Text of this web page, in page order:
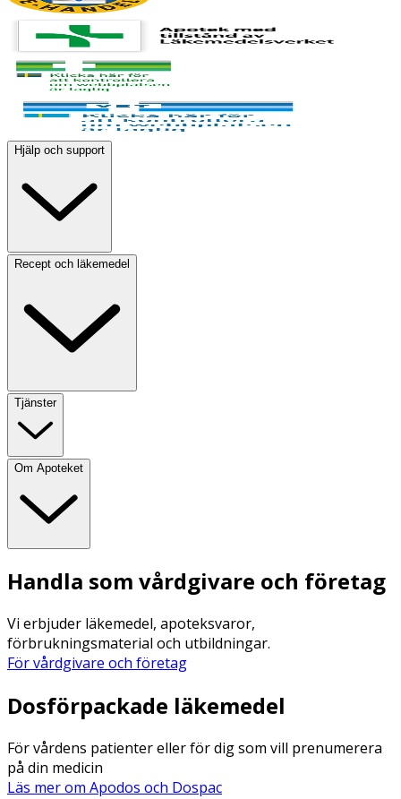
Hjälp och support
Recept och läkemedel
Tjänster
Om Apoteket
Handla som vårdgivare och företag
Vi erbjuder läkemedel, apoteksvaror,
förbrukningsmaterial och utbildningar.
För vårdgivare och företag
Dosförpackade läkemedel
För vårdens patienter eller för dig som vill prenumerera
på din medicin
Läs mer om Apodos och Dospac